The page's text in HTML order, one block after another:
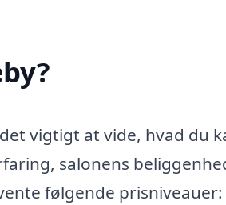
vigtigt at vide, hvad du
salonens
følgende prisniveauer: